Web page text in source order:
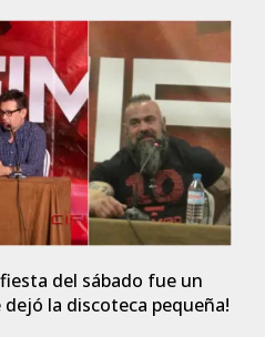
del sábado fue un
la discoteca pequeña!